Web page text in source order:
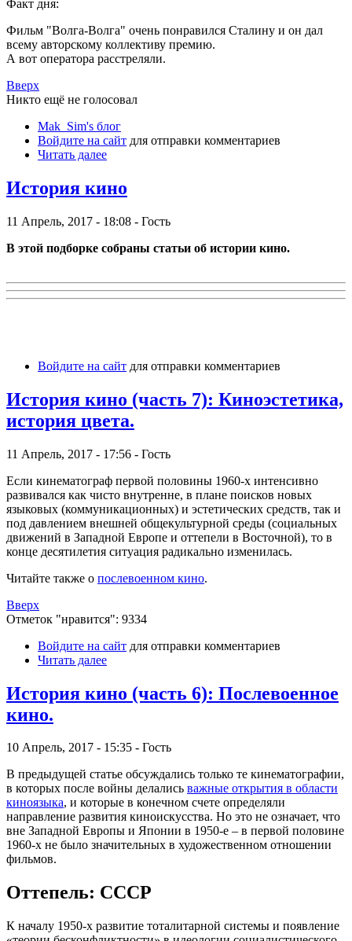
Факт дня:
Фильм "Волга-Волга" очень понравился Сталину и он дал
всему авторскому коллективу премию.
А вот оператора расстреляли.
Вверх
Никто ещё не голосовал
Mak_Sim's блог
Войдите на сайт для отправки комментариев
Читать далее
История кино
11 Апрель, 2017 - 18:08 - Гость
В этой подборке собраны статьи об истории кино.
Войдите на сайт для отправки комментариев
История кино (часть 7): Киноэстетика,
история цвета.
11 Апрель, 2017 - 17:56 - Гость
Если кинематограф первой половины 1960-х интенсивно
развивался как чисто внутренне, в плане поисков новых
языковых (коммуникационных) и эстетических средств, так и
под давлением внешней общекультурной среды (социальных
движений в Западной Европе и оттепели в Восточной), то в
конце десятилетия ситуация радикально изменилась.
Читайте также о послевоенном кино.
Вверх
Отметок "нравится": 9334
Войдите на сайт для отправки комментариев
Читать далее
История кино (часть 6): Послевоенное
кино.
10 Апрель, 2017 - 15:35 - Гость
В предыдущей статье обсуждались только те кинематографии,
в которых после войны делались важные открытия в области
киноязыка, и которые в конечном счете определяли
направление развития киноискусства. Но это не означает, что
вне Западной Европы и Японии в 1950-е – в первой половине
1960-х не было значительных в художественном отношении
фильмов.
Оттепель: СССР
К началу 1950-х развитие тоталитарной системы и появление